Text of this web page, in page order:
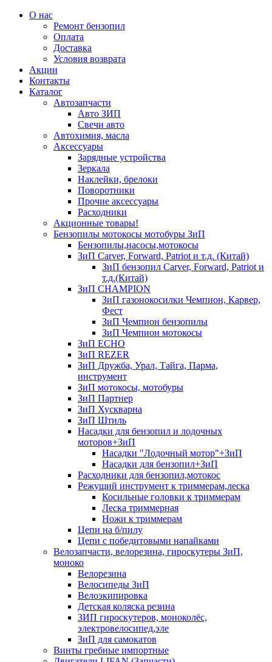
О нас
Ремонт бензопил
Оплата
Доставка
Условия возврата
Акции
Контакты
Каталог
Автозапчасти
Авто ЗИП
Свечи авто
Автохимия, масла
Аксессуары
Зарядные устройства
Зеркала
Наклейки, брелоки
Поворотники
Прочие аксессуары
Расходники
Акционные товары!
Бензопилы мотокосы мотобуры ЗиП
Бензопилы,насосы,мотокосы
ЗиП Carver, Forward, Patriot и т.д. (Китай)
ЗиП бензопил Carver, Forward, Patriot и
т.д.(Китай)
ЗиП CHAMPION
ЗиП газонокосилки Чемпион, Карвер,
Фест
ЗиП Чемпион бензопилы
ЗиП Чемпион мотокосы
ЗиП ECHO
ЗиП REZER
ЗиП Дружба, Урал, Тайга, Парма,
инструмент
ЗиП мотокосы, мотобуры
ЗиП Партнер
ЗиП Хускварна
ЗиП Штиль
Насадки для бензопил и лодочных
моторов+ЗиП
Насадки "Лодочный мотор"+ЗиП
Насадки для бензопил+ЗиП
Расходники для бензопил,мотокос
Режущий инструмент к триммерам,леска
Косильные головки к триммерам
Леска триммерная
Ножи к триммерам
Цепи на б/пилу
Цепи с победитовыми напайками
Велозапчасти, велорезина, гироскутеры ЗиП,
моноко
Велорезина
Велосипеды ЗиП
Велоэкипировка
Детская коляска резина
ЗИП гироскутеров, моноколёс,
электровелосипед,эле
ЗиП для самокатов
Винты гребные импортные